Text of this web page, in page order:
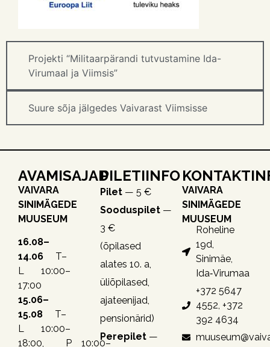
Projekti “Militaarpärandi tutvustamine Ida-
Virumaal ja Viimsis”
Suure sõja jälgedes Vaivarast Viimsisse
AVAMISAJAD
VAIVARA
SINIMÄGEDE
MUUSEUM
16.08–
14.06 T–
L 10:00–
17:00
15.06–
15.08 T–
L 10:00–
18:00, P 10:00–
PILETIINFO
Pilet — 5 €
Sooduspilet —
3 €
(õpilased
alates 10. a,
üliõpilased,
ajateenijad,
pensionärid)
Perepilet —
VAIVARA
SINIMÄGEDE
MUUSEUM
Roheline
19d,
Sinimäe,
Ida‑Virumaa
+372 5647
4552, +372
392 4634